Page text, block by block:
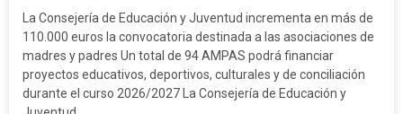
La Consejería de Educación y Juventud incrementa en más de
110.000 euros la convocatoria destinada a las asociaciones de
madres y padres Un total de 94 AMPAS podrá financiar
proyectos educativos, deportivos, culturales y de conciliación
durante el curso 2026/2027 La Consejería de Educación y